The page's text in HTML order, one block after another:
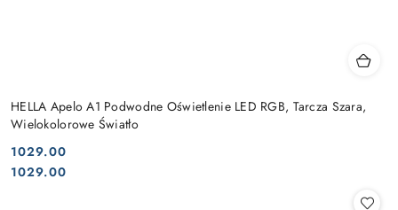
HELLA Apelo A1 Podwodne Oświetlenie LED RGB, Tarcza Szara,
Wielokolorowe Światło
Cena:
1029.00
Cena:
1029.00